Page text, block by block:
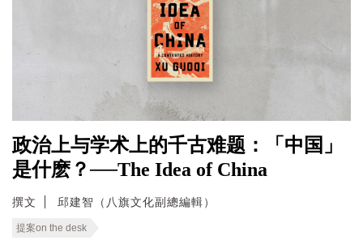
政治上与学术上的千古难题：「中国」
是什麽？──The Idea of China
撰文 邱建智（八旗文化副總編輯）
提案on the desk